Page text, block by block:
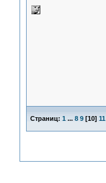
Страниц: 1 ... 8 9[10] 11